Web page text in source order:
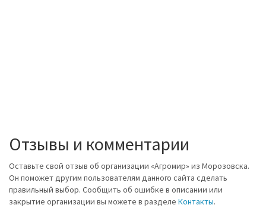
Отзывы и комментарии
Оставьте свой отзыв об организации «Агромир» из Морозовска.
Он поможет другим пользователям данного сайта сделать
правильный выбор. Сообщить об ошибке в описании или
закрытие организации вы можете в разделе Контакты.